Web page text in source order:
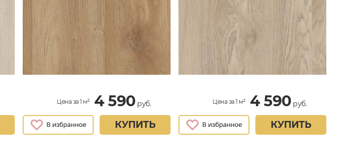
Цена за 1 м² 4 590руб.
КУПИТЬ
Цена за 1 м² 4 590руб.
КУПИТЬ